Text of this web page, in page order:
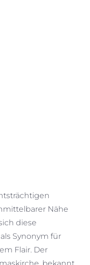
Nähe
diese
Synonym für
Flair. Der